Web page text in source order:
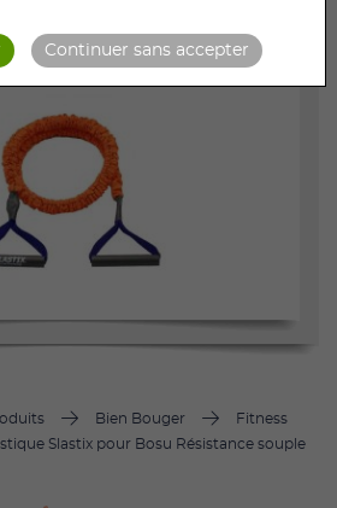
moyenne, forte
Bien Bouger
Fitness
Slastix pour Bosu Résistance souple
Continuer sans accepter